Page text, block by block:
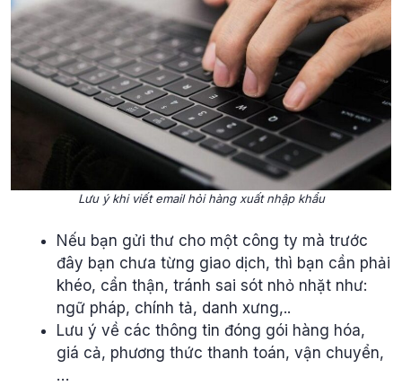
Lưu ý khi viết email hỏi hàng xuất nhập khẩu
Nếu bạn gửi thư cho một công ty mà trước
đây bạn chưa từng giao dịch, thì bạn cần phải
khéo, cẩn thận, tránh sai sót nhỏ nhặt như:
ngữ pháp, chính tả, danh xưng,..
Lưu ý về các thông tin đóng gói hàng hóa,
giá cả, phương thức thanh toán, vận chuyển,
…